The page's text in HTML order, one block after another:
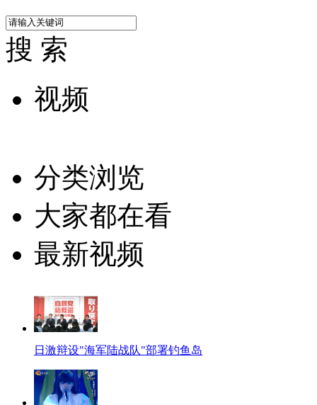
搜 索
视频
分类浏览
大家都在看
最新视频
日激辩设"海军陆战队"部署钓鱼岛